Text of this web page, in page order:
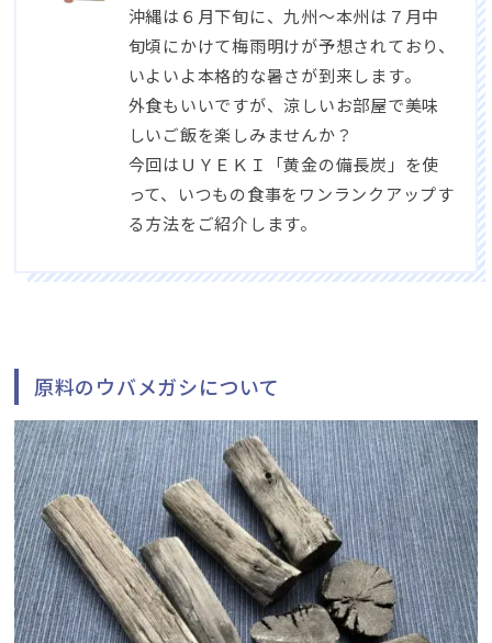
沖縄は６月下旬に、九州～本州は７月中
旬頃にかけて梅雨明けが予想されており、
いよいよ本格的な暑さが到来します。
外食もいいですが、涼しいお部屋で美味
しいご飯を楽しみませんか？
今回はＵＹＥＫＩ「黄金の備長炭」を使
って、いつもの食事をワンランクアップす
る方法をご紹介します。
原料のウバメガシについて